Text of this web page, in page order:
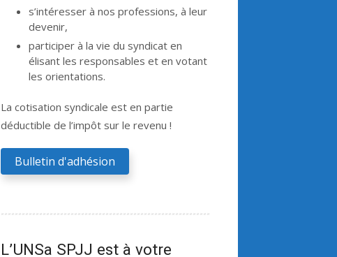
s’intéresser à nos professions, à leur
devenir,
participer à la vie du syndicat en
élisant les responsables et en votant
les orientations.
La cotisation syndicale est en partie
déductible de l’impôt sur le revenu !
Bulletin d'adhésion
L’UNSa SPJJ est à votre